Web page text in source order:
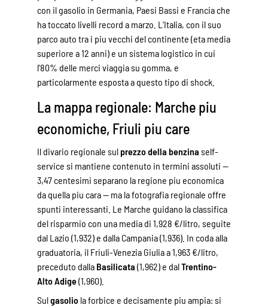
con il gasolio in Germania, Paesi Bassi e Francia che
ha toccato livelli record a marzo. L'Italia, con il suo
parco auto tra i piu vecchi del continente (eta media
superiore a 12 anni) e un sistema logistico in cui
l'80% delle merci viaggia su gomma, e
particolarmente esposta a questo tipo di shock.
La mappa regionale: Marche piu
economiche, Friuli piu care
Il divario regionale sul prezzo della benzina self-
service si mantiene contenuto in termini assoluti —
3,47 centesimi separano la regione piu economica
da quella piu cara — ma la fotografia regionale offre
spunti interessanti. Le Marche guidano la classifica
del risparmio con una media di 1,928 €/litro, seguite
dal Lazio (1,932) e dalla Campania(1,936). In coda alla
graduatoria, il Friuli-Venezia Giuliaa 1,963 €/litro,
preceduto dalla Basilicata (1,962) e dalTrentino-
Alto Adige(1,960).
Sulgasolio la forbice e decisamente piu ampia: si